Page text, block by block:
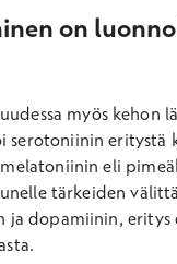
on
myös kehon
serotoniinin eritystä
eli
unelle tärkeiden
ja dopamiinin, eritys